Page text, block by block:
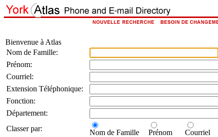
Bienvenue à Atlas
Nom de Famille:
Prénom:
Courriel:
Extension Téléphonique:
Fonction:
Département:
Classer par:
Nom de Famille Prénom Courriel